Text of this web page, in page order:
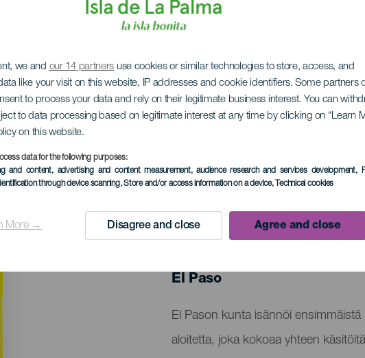
we and our 14 partners use cookies or similar technologies to store, access, and
like your visit on this website, IP addresses and cookie identifiers. Some partners
to process your data and rely on their legitimate business interest. You can
to data processing based on legitimate interest at any time by clicking on “Learn
on this website.
data for the following purposes:
and content, advertising and content measurement, audience research and services development,
through device scanning, Store and/or access information on a device, Technical cookies
More → Disagree and close Agree and close
ja kauppanurkkaus
TOTEUTUNUT TAPAHTUMA
Localidad
El Paso
Descripción
del
El Pason kunta isännöi
aloitetta, joka kokoaa yhteen